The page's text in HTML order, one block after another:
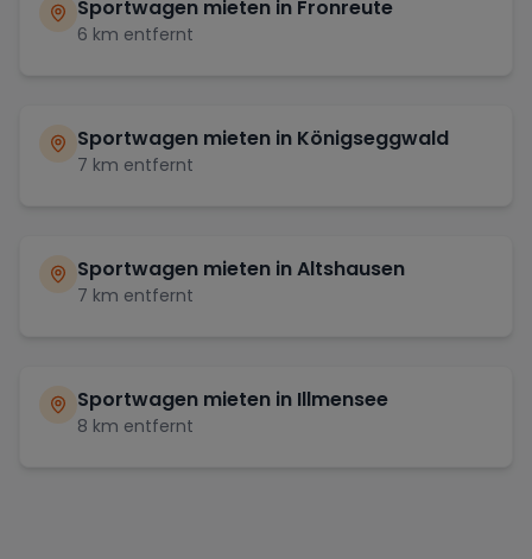
Sportwagen mieten in Fronreute
6 km entfernt
Sportwagen mieten in Königseggwald
7 km entfernt
Sportwagen mieten inAltshausen
7 km entfernt
Sportwagen mieten in Illmensee
8 km entfernt